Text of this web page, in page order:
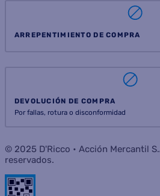
ARREPENTIMIENTO DE COMPRA
DEVOLUCIÓN DE COMPRA
Por fallas, rotura o disconformidad
© 2025 D'Ricco • Acción Mercantil
reservados.